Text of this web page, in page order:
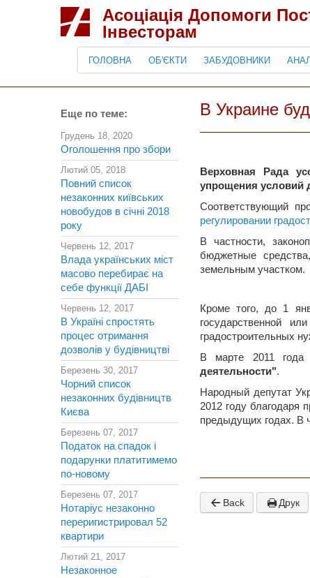
Асоціація Допомоги
Інвесторам
ГОЛОВНА ОБ'ЄКТИ ЗАБУДОВНИКИ
Еще по теме:
Грудень 18, 2020
Оголошення про збори
Лютий 05, 2018
Повний список
незаконних київських
новобудов в січні 2018
року
Червень 12, 2017
Влада українських міст
масово перебирає на
себе функції ДАБІ
Червень 12, 2017
В Україні спростять
процес отримання
дозволів у будівництві
Березень 30, 2017
Чорний список
незаконних будівництв
Києва
Березень 07, 2017
Податок на спадок і
подарунки платитимемо
по-новому
Березень 07, 2017
Нотаріус незаконно
переригистрировал 52
квартири
Лютий 21, 2017
Незаконное
В Украине
Верховная Рада
упрощения условий
Соответствующий
регулировании
В частности,
бюджетные
земельным участком.
Кроме того, до 1
государственной
градостроительных
В марте 2011 года
деятельности".
Народный депутат
2012 году благодаря
предыдущих годах. В
Back Друк